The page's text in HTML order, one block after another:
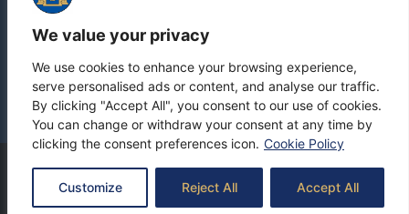
We value your privacy
We use cookies to enhance your browsing experience,
serve personalised ads or content, and analyse our traffic.
By clicking "Accept All", you consent to our use of cookies.
You can change or withdraw your consent at any time by
clicking the consent preferences icon. Cookie Policy
Customize Reject All Accept All
Nuorodos
Dažniausiai užduodami klausimai
Apie savivaldybę
Copyright
2026 Visos teisės yra saugomos –
Skuodo rajono
savivaldybė